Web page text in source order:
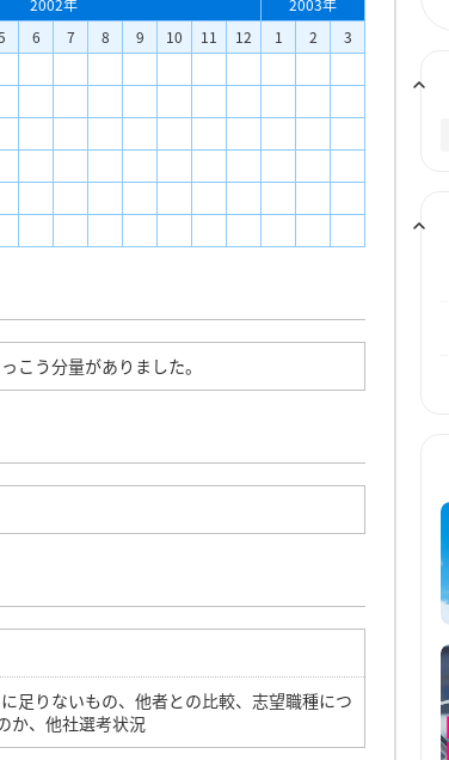
2002年
2003年
6 7 8 9 10 11 12 1 2
3
こう分量がありました。
足りないもの、他者との比較、志望職種につ
か、他社選考状況